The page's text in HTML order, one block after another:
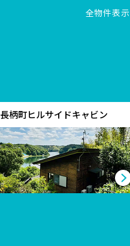
全物件表示
長柄町ヒルサイドキャビン